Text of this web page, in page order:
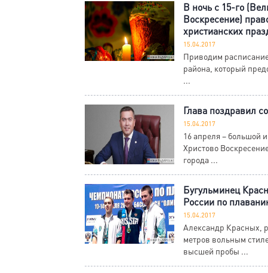
В ночь с 15-го
Воскресение)
христианских
15.04.2017
Приводим
района, который
...
Глава поздравил
15.04.2017
16 апреля – большой
Христово
города ...
Бугульминец
России по
15.04.2017
Александр Красных,
метров вольным
высшей пробы ...